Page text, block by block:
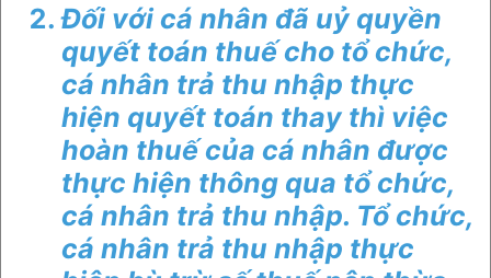
Đối với cá nhân đã uỷ quyền
quyết toán thuế cho tổ chức,
cá nhân trả thu nhập thực
hiện quyết toán thay thì việc
hoàn thuế của cá nhân được
thực hiện thông qua tổ chức,
cá nhân trả thu nhập. Tổ chức,
cá nhân trả thu nhập thực